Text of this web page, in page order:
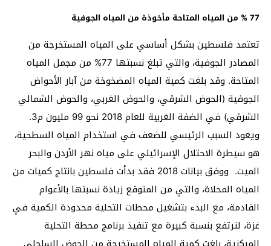
77 % من المياه المتاحة مأخوذة من المياه الجوفية
تعتمد فلسطين بشكل أساسي على المياه المستخرجة من
المصادر الجوفية، والتي تبلغ نسبتها 77% من مجمل المياه
المتاحة. وقد بلغت كمية المياه المضخوخة من آبار الأحواض
الجوفية (الحوض الشرقي، والحوض الغربي، والحوض الشمالي
الشرقي) في الضفة الغربية للعام 2018 نحو 99 مليون م3.
ويعود السبب الرئيسي للضعف في استخدام المياه السطحية،
هو سيطرة الاحتلال الإسرائيلي على مياه نهر الأردن والبحر
الميت. ووفق بيانات 2018 فقد بدأت فلسطين بانتاج كميات من
المياه المحلاة، والتي من المتوقع زيادة نسبتها بالأعوام
القادمة، مع البدء بتشغيل محطات التحلية محدودة الكمية في
غزة، لترتفع بنسبة كبيرة مع تنفيذ برنامج محطة التحلية